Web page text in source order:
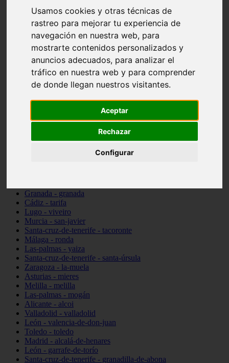
Usamos cookies y otras técnicas de
rastreo para mejorar tu experiencia de
navegación en nuestra web, para
mostrarte contenidos personalizados y
anuncios adecuados, para analizar el
tráfico en nuestra web y para comprender
de donde llegan nuestros visitantes.
Aceptar
Rechazar
Configurar
vocabulario de cocina
Madrid - pozuelo-de-alarcón
Teruel - sarrión
Cádiz - algodonales
Illes-balears - inca
Madrid - madrid
Málaga - torremolinos
Asturias - oviedo
Cádiz - el-puerto-de-santa-maría
Toledo - illescas
Málaga - marbella
Barcelona - barcelona
Granada - granada
Cádiz - tarifa
Lugo - viveiro
Murcia - san-javier
Santa-cruz-de-tenerife - tacoronte
Málaga - ronda
Las-palmas - yaiza
Santa-cruz-de-tenerife - santa-úrsula
Zaragoza - la-muela
Asturias - mieres
Melilla - melilla
Las-palmas - mogán
Alicante - alcoi
Valladolid - valladolid
León - valencia-de-don-juan
Toledo - toledo
Madrid - alcalá-de-henares
León - garrafe-de-torío
Santa-cruz-de-tenerife - granadilla-de-abona